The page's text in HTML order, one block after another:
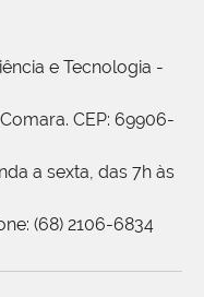
e Tecnologia -
CEP: 69906-
a sexta, das 7h às
(68) 2106-6834